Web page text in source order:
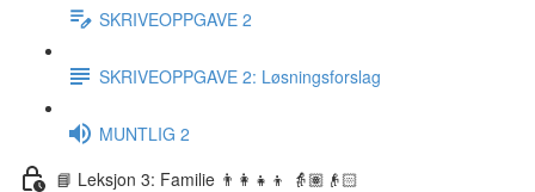
SKRIVEOPPGAVE 2
SKRIVEOPPGAVE 2: Løsningsforslag
MUNTLIG 2
📘 Leksjon 3: Familie 👨‍👩‍👧‍👦 👵🏽👴🏻